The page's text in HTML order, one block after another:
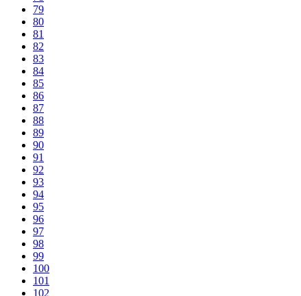
79
80
81
82
83
84
85
86
87
88
89
90
91
92
93
94
95
96
97
98
99
100
101
102